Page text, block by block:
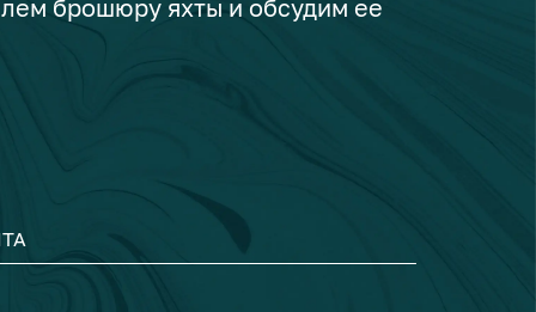
брошюру яхты и обсудим ее